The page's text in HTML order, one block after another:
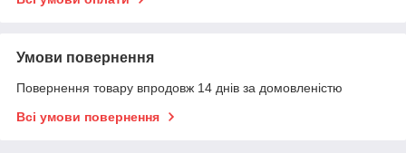
Умови повернення
Повернення товару впродовж 14 днів за домовленістю
Всі умови повернення